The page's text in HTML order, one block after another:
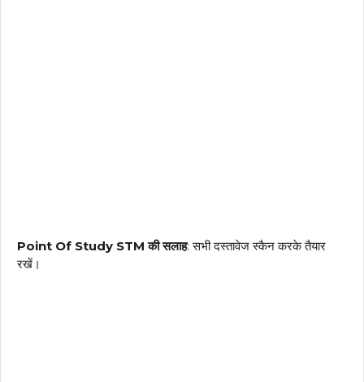
Point Of Study STM की सलाह: सभी दस्तावेज स्कैन करके तैयार
रखें।